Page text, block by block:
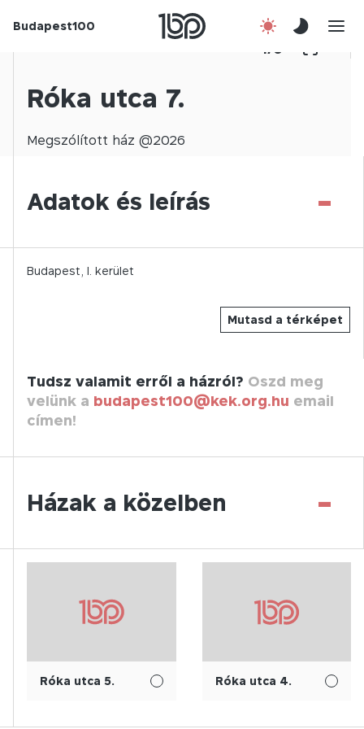
Budapest100
1/ 0
Róka utca 7.
Megszólított ház @2026
Adatok és leírás -
Mutasd a térképet
Budapest, I. kerület
Tudsz valamit erről a házról? Oszd meg
velünk a budapest100@kek.org.hu email
címen!
Házak a közelben -
Róka utca 5. Róka utca 4.